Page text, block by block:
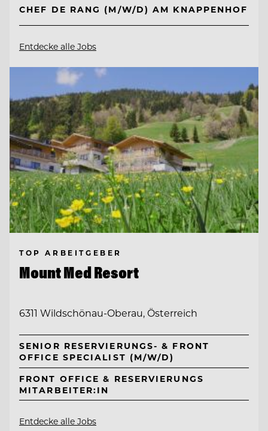
CHEF DE RANG (M/W/D) AM KNAPPENHOF
Entdecke alle Jobs
TOP ARBEITGEBER
Mount Med Resort
6311 Wildschönau-Oberau, Österreich
SENIOR RESERVIERUNGS- & FRONT
OFFICE SPECIALIST (M/W/D)
FRONT OFFICE & RESERVIERUNGS
MITARBEITER:IN
Entdecke alle Jobs